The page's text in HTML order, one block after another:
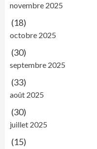
novembre 2025
(18)
octobre 2025
(30)
septembre 2025
(33)
août 2025
(30)
juillet 2025
(15)